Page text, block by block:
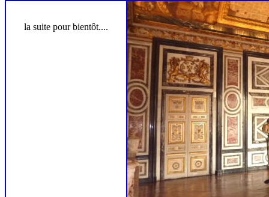
la suite pour bientôt....